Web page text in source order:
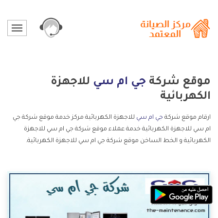
موقع شركة جي ام سي للاجهزة
الكهربائية
ارقام موقع شركة جي ام سي للاجهزة الكهربائية مركز خدمة موقع شركة جي
ام سي للاجهزة الكهربائية خدمة عملاء موقع شركة جي ام سي للاجهزة
الكهربائية و الخط الساخن موقع شركة جي ام سي للاجهزة الكهربائية.